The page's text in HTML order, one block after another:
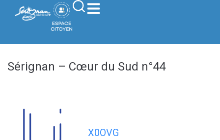
principal
Sérignan – Cœur du Sud n°44
X0OVG